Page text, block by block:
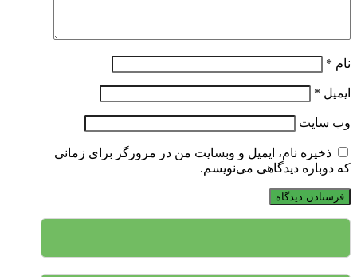
نام *
ایمیل *
وب‌ سایت
ذخیره نام، ایمیل و وبسایت من در مرورگر برای زمانی
که دوباره دیدگاهی می‌نویسم.